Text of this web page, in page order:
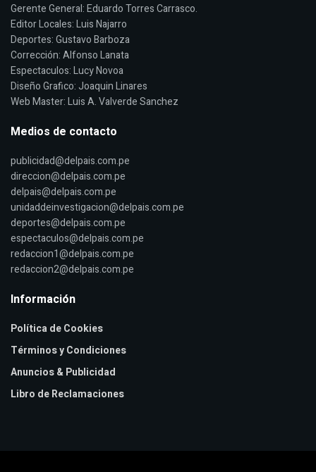
Gerente General: Eduardo Torres Carrasco.
Editor Locales: Luis Najarro
Deportes: Gustavo Barboza
Corrección: Alfonso Lanata
Espectaculos: Lucy Novoa
Diseño Grafico: Joaquin Linares
Web Master: Luis A. Valverde Sanchez
Medios de contacto
publicidad@delpais.com.pe
direccion@delpais.com.pe
delpais@delpais.com.pe
unidaddeinvestigacion@delpais.com.pe
deportes@delpais.com.pe
espectaculos@delpais.com.pe
redaccion1@delpais.com.pe
redaccion2@delpais.com.pe
Información
Política de Cookies
Términos y Condiciones
Anuncios & Publicidad
Libro de Reclamaciones